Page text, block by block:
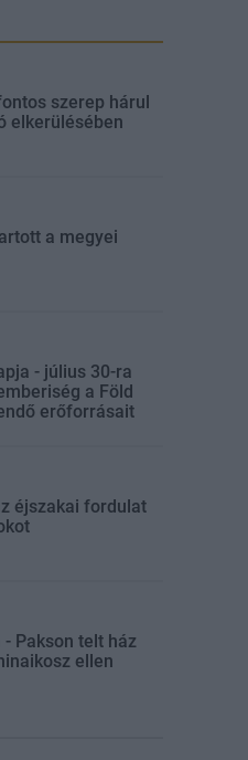
szerep hárul
elkerülésében
a megyei
- július 30-ra
a Föld
erőforrásait
éjszakai fordulat
Pakson telt ház
ellen